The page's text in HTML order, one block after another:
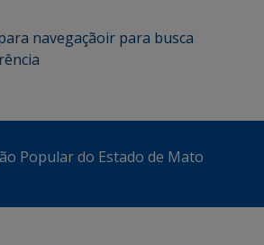
navegaçãoir para busca
Popular do Estado de Mato